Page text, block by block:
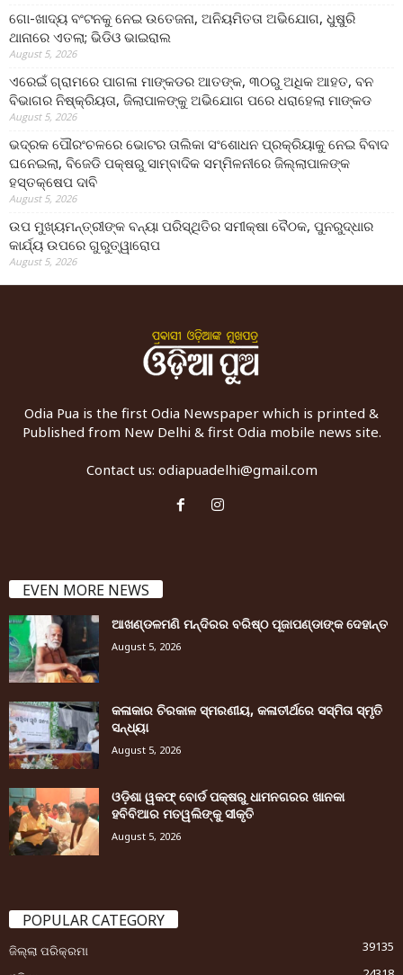
ଗୋ-ଖାଦ୍ୟ ବଂଟନକୁ ନେଇ ଉତେଜନା, ଅନିୟମିତତା ଅଭିଯୋଗ, ଧୁଷୁରି
ଥାନାରେ ଏତଲା; ଭିଡିଓ ଭାଇରାଲ
August 5, 2026
ଏରେଇଁ ଗ୍ରାମରେ ପାଗଳା ମାଙ୍କଡର ଆତଙ୍କ, ୩୦ରୁ ଅଧିକ ଆହତ, ବନ
ବିଭାଗର ନିଷ୍କ୍ରିୟତା, ଜିଲାପାଳଙ୍କୁ ଅଭିଯୋଗ ପରେ ଧରାହେଲା ମାଙ୍କଡ
August 5, 2026
ଭଦ୍ରକ ପୌରଂଚଳରେ ଭୋଟର ତାଲିକା ସଂଶୋଧନ ପ୍ରକ୍ରିୟାକୁ ନେଇ ବିବାଦ
ଘନେଇଲା, ବିଜେଡି ପକ୍ଷରୁ ସାମ୍ବାଦିକ ସମ୍ମିଳନୀରେ ଜିଲ୍ଲାପାଳଙ୍କ
ହସ୍ତକ୍ଷେପ ଦାବି
August 5, 2026
ଉପ ମୁଖ୍ୟମନ୍ତ୍ରୀଙ୍କ ବନ୍ୟା ପରିସ୍ଥିତିର ସମୀକ୍ଷା ବୈଠକ, ପୁନରୁଦ୍ଧାର
କାର୍ଯ୍ୟ ଉପରେ ଗୁରୁତ୍ୱାରୋପ
August 5, 2026
Odia Pua is the first Odia Newspaper which is printed &
Published from New Delhi & first Odia mobile news site.
Contact us: odiapuadelhi@gmail.com
EVEN MORE NEWS
ଆଖଣ୍ଡଳମଣି ମନ୍ଦିରର ବରିଷ୍ଠ ପୂଜାପଣ୍ଡାଙ୍କ ଦେହାନ୍ତ
August 5, 2026
କଳାକାର ଚିରକାଳ ସ୍ମରଣୀୟ, କଳାତୀର୍ଥରେ ସସ୍ମିତା ସ୍ମୃତି
ସନ୍ଧ୍ୟା
August 5, 2026
ଓଡ଼ିଶା ୱକଫ୍ ବୋର୍ଡ ପକ୍ଷରୁ ଧାମନଗରର ଖାନକା
ହବିବିଆର ମତୱଲିଙ୍କୁ ସୀକୃତି
August 5, 2026
POPULAR CATEGORY
ଜିଲ୍ଲା ପରିକ୍ରମା
39135